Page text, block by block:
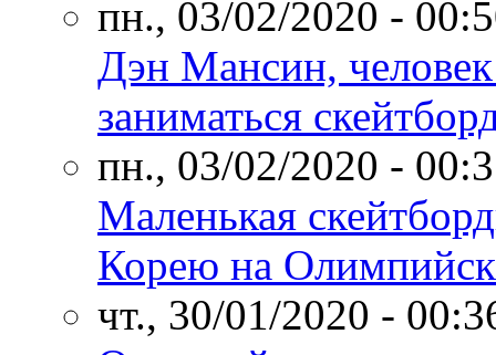
пн., 03/02/2020 -
Дэн Мансин,
заниматься
пн., 03/02/2020 -
Маленькая
Корею на
чт., 30/01/2020 -